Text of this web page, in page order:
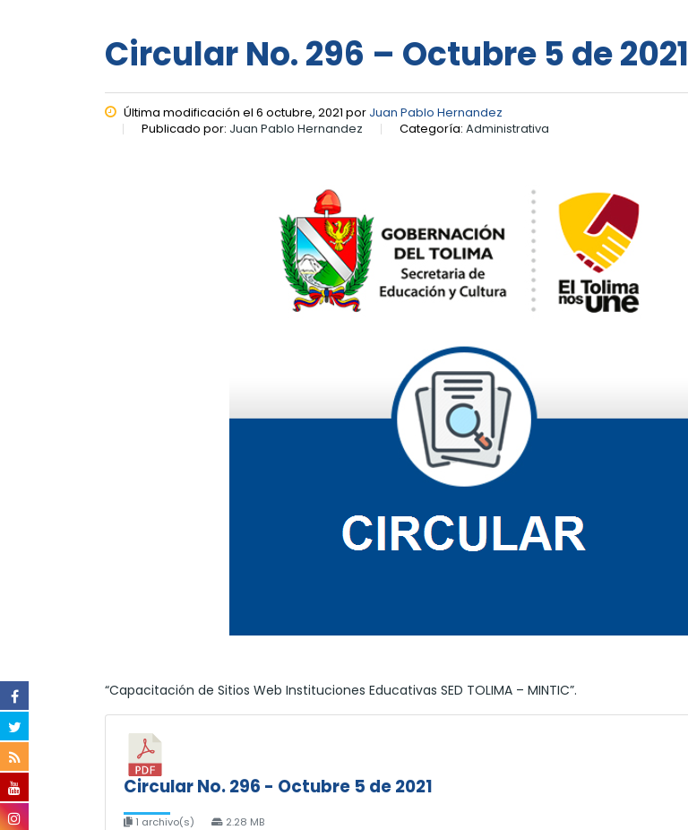
Circular No. 296 – Octubre 5 de 2021
Última modificación el 6 octubre, 2021 por Juan Pablo Hernandez
Publicado por: Juan Pablo Hernandez Categoría: Administrativa
“Capacitación de Sitios Web Instituciones Educativas SED TOLIMA – MINTIC”.
Circular No. 296 - Octubre 5 de 2021
1 archivo(s) 2.28 MB